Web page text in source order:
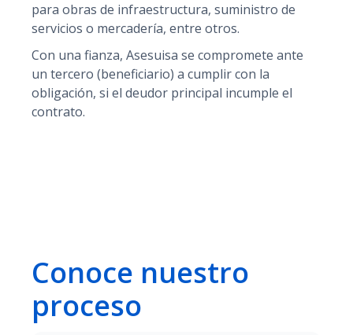
para obras de infraestructura, suministro de
servicios o mercadería, entre otros.
Con una fianza, Asesuisa se compromete ante
un tercero (beneficiario) a cumplir con la
obligación, si el deudor principal incumple el
contrato.
Conoce nuestro
proceso